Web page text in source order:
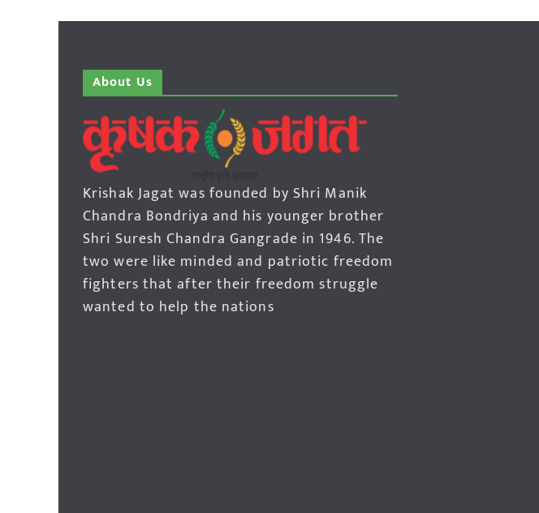
About Us
Krishak Jagat was founded by Shri Manik
Chandra Bondriya and his younger brother
Shri Suresh Chandra Gangrade in 1946. The
two were like minded and patriotic freedom
fighters that after their freedom struggle
wanted to help the nations